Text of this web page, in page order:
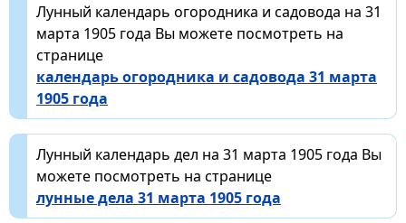
Лунный календарь огородника и садовода на 31
марта 1905 года Вы можете посмотреть на
странице
календарь огородника и садовода 31 марта
1905 года
Лунный календарь дел на 31 марта 1905 года Вы
можете посмотреть на странице
лунные дела 31 марта 1905 года